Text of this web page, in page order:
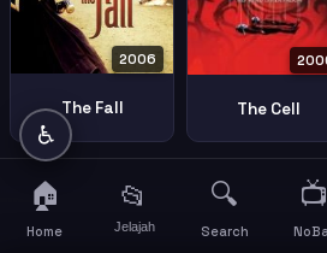
2006
The Fall The Cell
♿
🏠
Home
📂
Jelajah
🔍
Search
📺